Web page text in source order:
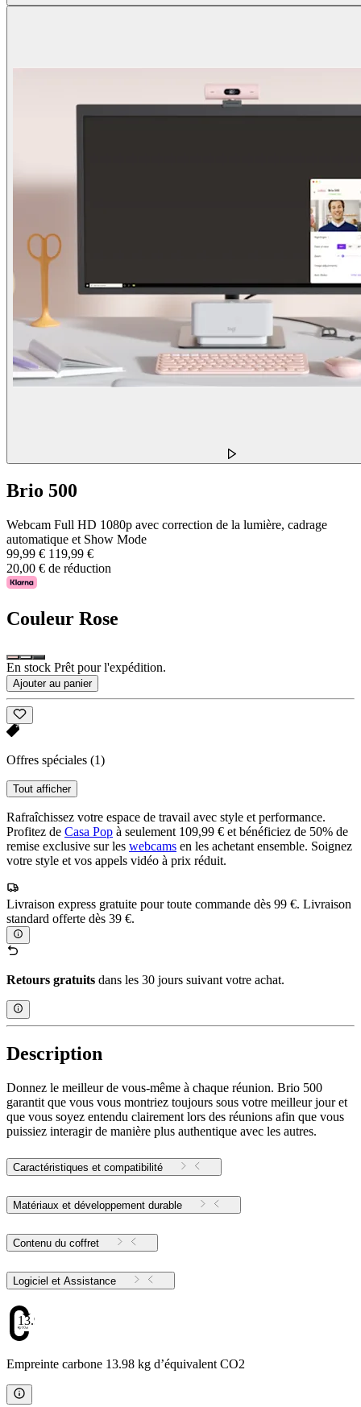
Brio 500
Webcam Full HD 1080p avec correction de la lumière, cadrage
automatique et Show Mode
99,99 € 119,99 €
20,00 € de réduction
Couleur Rose
En stock Prêt pour l'expédition.
Ajouter au panier
Offres spéciales (1)
Tout afficher
Rafraîchissez votre espace de travail avec style et performance.
Profitez de Casa Pop à seulement 109,99 € et bénéficiez de 50% de
remise exclusive sur les webcams en les achetant ensemble. Soignez
votre style et vos appels vidéo à prix réduit.
Livraison express gratuite pour toute commande dès 99 €. Livraison
standard offerte dès 39 €.
Retours gratuits dans les 30 jours suivant votre achat.
Description
Donnez le meilleur de vous-même à chaque réunion. Brio 500
garantit que vous vous montriez toujours sous votre meilleur jour et
que vous soyez entendu clairement lors des réunions afin que vous
puissiez interagir de manière plus authentique avec les autres.
Caractéristiques et compatibilité
Matériaux et développement durable
Contenu du coffret
Logiciel et Assistance
13.98
Empreinte carbone 13.98 kg d’équivalent CO2